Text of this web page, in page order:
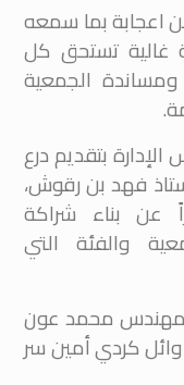
اعجابة بما سمعه
غالية تستحق كل
ومساندة الجمعية
بتقديم درع
فهد بن رقوش،
عن بناء شراكة
والفئة التي
محمد عون
وائل كردي أمين سر